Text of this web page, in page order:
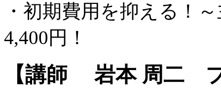
・初期費用を抑える！
4,400円！
【講師 岩本 周二